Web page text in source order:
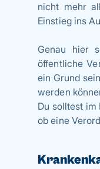
nicht mehr
Einstieg ins
Genau hier
öffentliche
ein Grund
werden
Du solltest im
ob eine